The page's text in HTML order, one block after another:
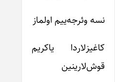
نسه وئرجه‌ییم اولماز
کاغیزلاردا یاکریم
قوش‌لارینین